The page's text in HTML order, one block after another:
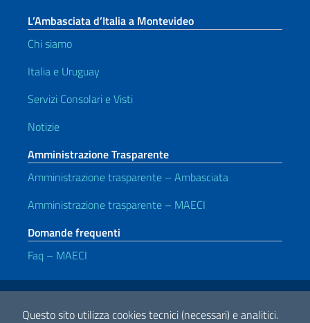
Questo sito utilizza cookies tecnici (necessari) e analitici.
L’Ambasciata d’Italia a Montevideo
Chi siamo
Italia e Uruguay
Servizi Consolari e Visti
Notizie
Amministrazione Trasparente
Amministrazione trasparente – Ambasciata
Amministrazione trasparente – MAECI
Domande frequenti
Faq – MAECI
Link Utili